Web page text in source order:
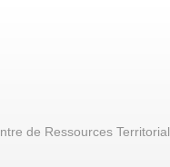
de Ressources Territorial